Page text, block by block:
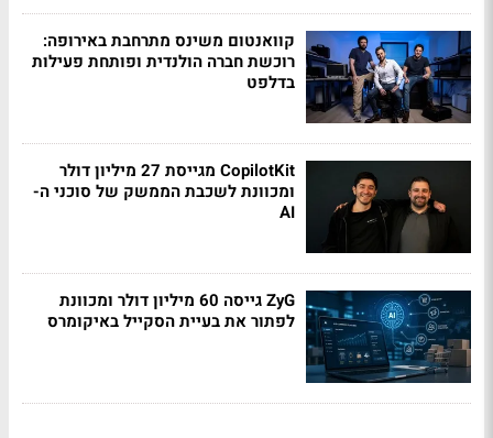
קוואנטום משינס מתרחבת באירופה:
רוכשת חברה הולנדית ופותחת פעילות
בדלפט
CopilotKit מגייסת 27 מיליון דולר
ומכוונת לשכבת הממשק של סוכני ה-
AI
ZyG גייסה 60 מיליון דולר ומכוונת
לפתור את בעיית הסקייל באיקומרס